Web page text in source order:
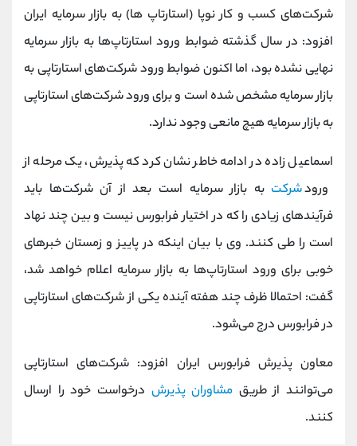
شرکت‌های کسب و کار نوپا (استارتاپ ها) به بازار سرمایه ایران
افزود: در سال گذشته ضوابط ورود استارتاپ‌ها به بازار سرمایه
نهایی نشده بود، اما اکنون ضوابط ورود شرکت‌های استارتاپی به
بازار سرمایه مشخص شده است و برای ورود شرکت‌های استارتاپی
به بازار سرمایه هیچ مانعی وجود ندارد.
اسماعیل زاده در ادامه خاطر نشان کرد که پذیرش، یک مرحله از
ورودشرکت به بازار سرمایه است بعد از آن شرکت‌ها باید
فرآیند‌های زیاد‌ی را که در اختیار فرابورس نیست و بین چند نهاد
است را طی کنند. وی با بیان اینکه در پاییز و زمستان خبر‌های
خوبی برای ورود استارتاپ‌ها به بازار سرمایه اعلام خواهد شد،
گفت: احتمالا ظرف چند هفته آینده یکی از شرکت‌های استارتاپی
در فرابورس درج می‌شود.
معاون پذیرش فرابورس ایران افزود: شرکت‌های استارتاپی
می‌توانند از طریق مشاوران پذیرش درخواست خود را ارسال
کنند.